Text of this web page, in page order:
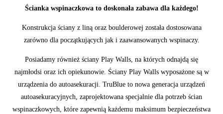
Ścianka wspinaczkowa to doskonała zabawa dla każdego!
Konstrukcja ściany z liną oraz boulderowej została dostosowana
zarówno dla początkujących jak i zaawansowanych wspinaczy.
Posiadamy również ściany Play Walls, na których odnajdą się
najmłodsi oraz ich opiekunowie. Ściany Play Walls wyposażone są w
urządzenia do autoasekuracji. TruBlue to nowa generacja urządzeń
autoasekuracyjnych, zaprojektowana specjalnie dla potrzeb ścian
wspinaczkowych, które zapewnią każdemu maksimum bezpieczeństwa